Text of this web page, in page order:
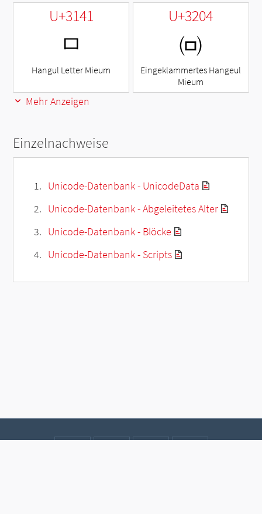
U+3141
ㅁ
Hangul Letter Mieum
U+3204
㈄
Eingeklammertes Hangeul
Mieum
Mehr Anzeigen
Einzelnachweise
Unicode-Datenbank - UnicodeData
Unicode-Datenbank - Abgeleitetes Alter
Unicode-Datenbank - Blöcke
Unicode-Datenbank - Scripts